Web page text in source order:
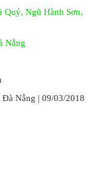
Ngũ Hành Sơn,
Nẵng
Nẵng | 09/03/2018